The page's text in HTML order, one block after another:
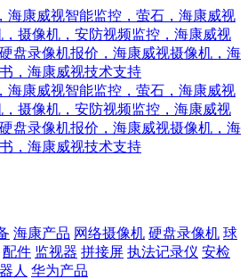
海康产品 网络摄像机 硬盘录像机 球
配件 监视器 拼接屏 执法记录仪 安检
人 华为产品